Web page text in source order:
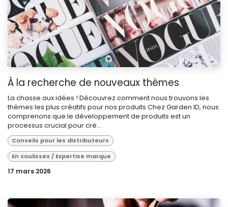
À la recherche de nouveaux thèmes
La chasse aux idées ! Découvrez comment nous trouvons les
thèmes les plus créatifs pour nos produits ​Chez Garden ID, nous
comprenons que le développement de produits est un
processus crucial pour cré...
Conseils pour les distributeurs
En coulisses / Expertise marque
17 mars 2026